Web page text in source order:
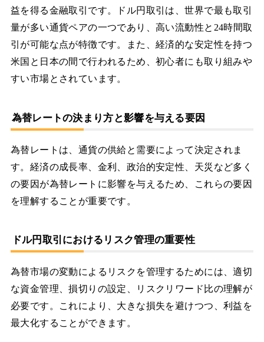
益を得る金融取引です。ドル円取引は、世界で最も取引
量が多い通貨ペアの一つであり、高い流動性と24時間取
引が可能な点が特徴です。また、経済的な安定性を持つ
米国と日本の間で行われるため、初心者にも取り組みや
すい市場とされています。
為替レートの決まり方と影響を与える要因
為替レートは、通貨の供給と需要によって決定されま
す。経済の成長率、金利、政治的安定性、天災など多く
の要因が為替レートに影響を与えるため、これらの要因
を理解することが重要です。
ドル円取引におけるリスク管理の重要性
為替市場の変動によるリスクを管理するためには、適切
な資金管理、損切りの設定、リスクリワード比の理解が
必要です。これにより、大きな損失を避けつつ、利益を
最大化することができます。